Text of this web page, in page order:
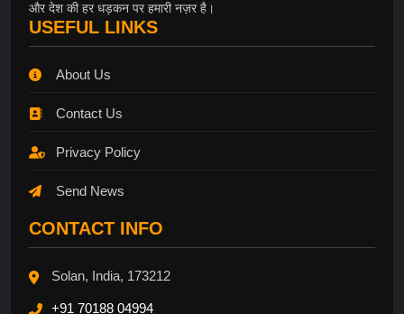
और देश की हर धड़कन पर हमारी नज़र है।
USEFUL LINKS
About Us
Contact Us
Privacy Policy
Send News
CONTACT INFO
Solan, India, 173212
+91 70188 04994